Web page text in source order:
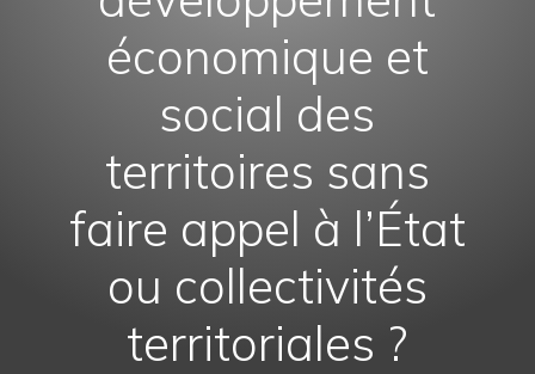
économique et
social des
territoires sans
faire appel à l’État
ou collectivités
territoriales ?